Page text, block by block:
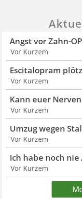
Angst vor Zahn-OP
Vor Kurzem
Escitalopram
Vor Kurzem
Kann euer
Vor Kurzem
Umzug wegen
Vor Kurzem
Ich habe noch
Vor Kurzem